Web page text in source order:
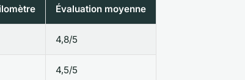
Évaluation moyenne
4,8/5
4,5/5